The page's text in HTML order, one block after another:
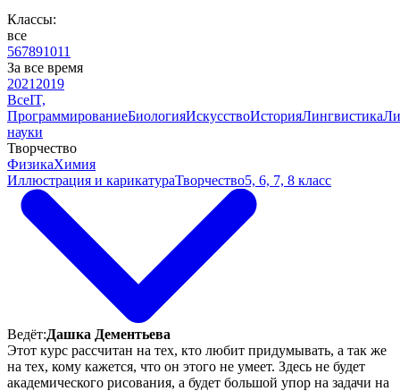
Классы:
все
567891011
За все время
2021 2019
ВсеIT,
ПрограммированиеБиологияИскусствоИсторияЛингвистика
науки
Творчество
ФизикаХимия
Иллюстрация и карикатураТворчество5, 6, 7, 8 класс
Ведёт:Дашка Дементьева
Этот курс рассчитан на тех, кто любит придумывать, а так же
на тех, кому кажется, что он этого не умеет. Здесь не будет
академического рисования, а будет большой упор на задачи на